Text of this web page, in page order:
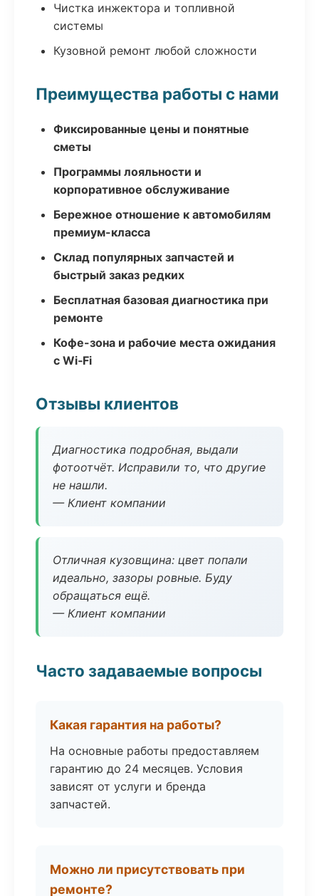
Чистка инжектора и топливной
системы
Кузовной ремонт любой сложности
Преимущества работы с нами
Фиксированные цены и понятные
сметы
Программы лояльности и
корпоративное обслуживание
Бережное отношение к автомобилям
премиум-класса
Склад популярных запчастей и
быстрый заказ редких
Бесплатная базовая диагностика при
ремонте
Кофе-зона и рабочие места ожидания
с Wi‑Fi
Отзывы клиентов
Диагностика подробная, выдали
фотоотчёт. Исправили то, что другие
не нашли.
— Клиент компании
Отличная кузовщина: цвет попали
идеально, зазоры ровные. Буду
обращаться ещё.
— Клиент компании
Часто задаваемые вопросы
Какая гарантия на работы?
На основные работы предоставляем
гарантию до 24 месяцев. Условия
зависят от услуги и бренда
запчастей.
Можно ли присутствовать при
ремонте?